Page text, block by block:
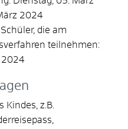
2024
die am
teilnehmen:
2024
Kindes, z.B.